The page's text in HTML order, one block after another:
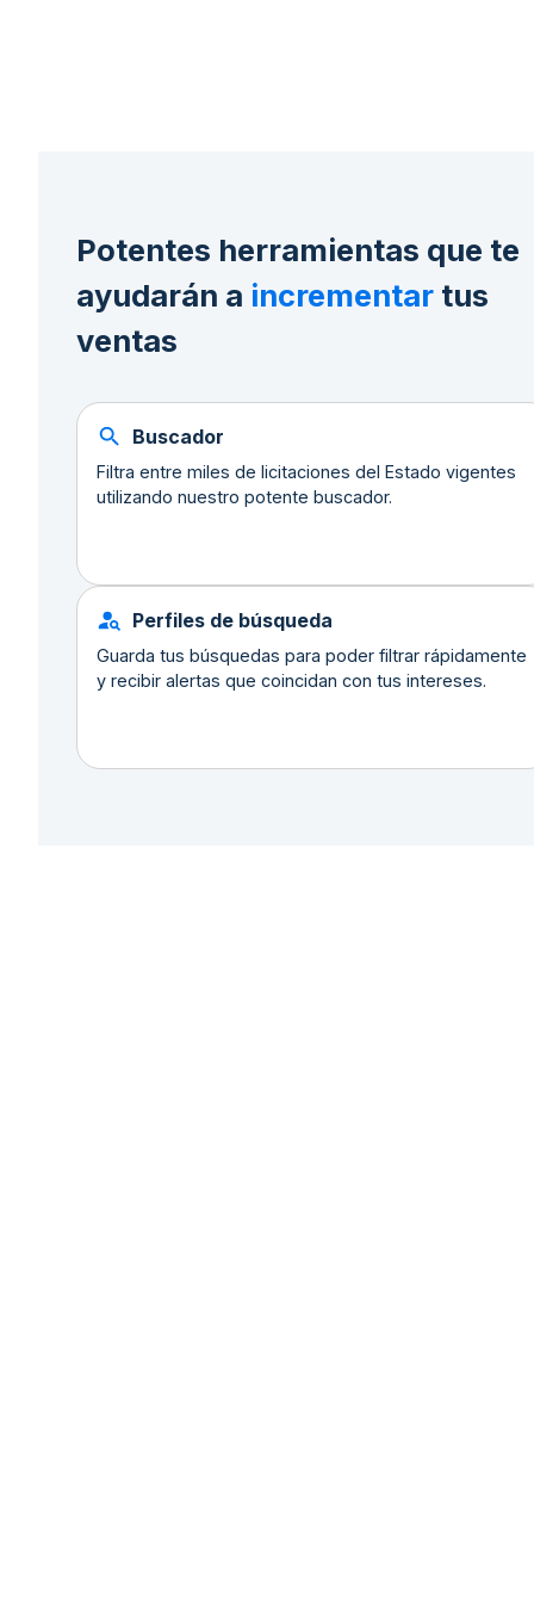
Potentes herramientas que te
ayudarán a incrementar tus
ventas
Buscador
Filtra entre miles de licitaciones del Estado vigentes
utilizando nuestro potente buscador.
Perfiles de búsqueda
Guarda tus búsquedas para poder filtrar rápidamente
y recibir alertas que coincidan con tus intereses.